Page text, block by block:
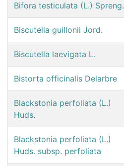
Bifora testiculata (L.) Spreng.
Biscutella guillonii Jord.
Biscutella laevigata L.
Bistorta officinalis Delarbre
Blackstonia perfoliata (L.)
Huds.
Blackstonia perfoliata (L.)
Huds. subsp. perfoliata